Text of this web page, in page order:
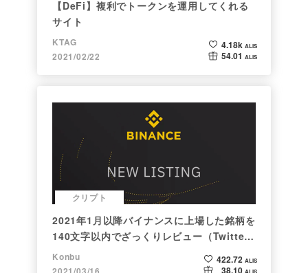
【DeFi】複利でトークンを運用してくれる
サイト
KTAG
2021/02/22
4.18k ALIS
54.01 ALIS
クリプト
2021年1月以降バイナンスに上場した銘柄を
140文字以内でざっくりレビュー（Twitter
向け情報まとめ）
Konbu
422.72 ALIS
38.10 ALIS